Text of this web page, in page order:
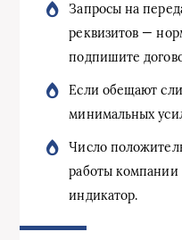
Запросы на
реквизитов —
подпишите
Если обещают
минимальных
Число
работы
индикатор.